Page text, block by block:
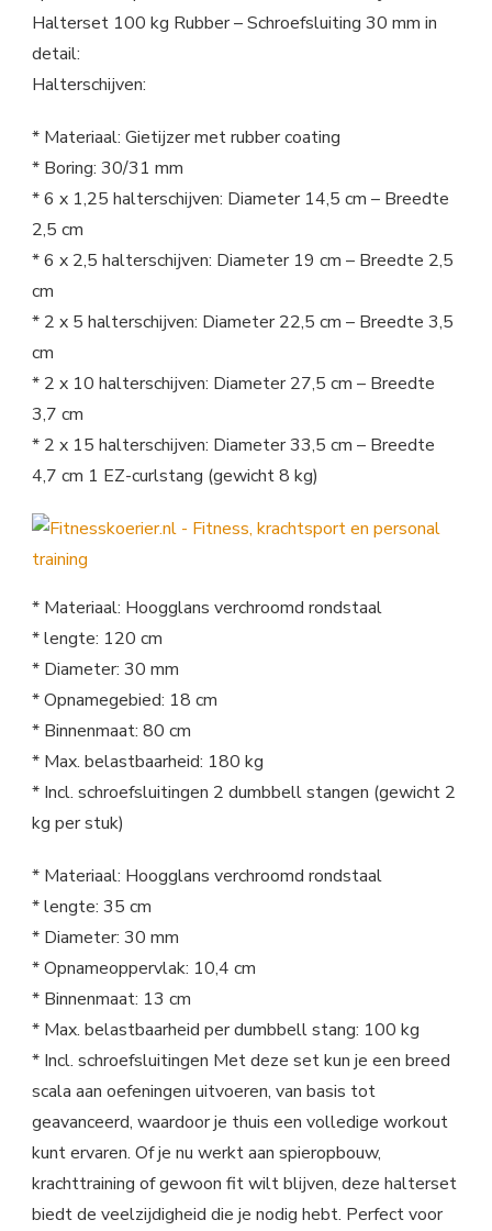
Halterset 100 kg Rubber – Schroefsluiting 30 mm in
detail:
Halterschijven:
* Materiaal: Gietijzer met rubber coating
* Boring: 30/31 mm
* 6 x 1,25 halterschijven: Diameter 14,5 cm – Breedte
2,5 cm
* 6 x 2,5 halterschijven: Diameter 19 cm – Breedte 2,5
cm
* 2 x 5 halterschijven: Diameter 22,5 cm – Breedte 3,5
cm
* 2 x 10 halterschijven: Diameter 27,5 cm – Breedte
3,7 cm
* 2 x 15 halterschijven: Diameter 33,5 cm – Breedte
4,7 cm 1 EZ-curlstang (gewicht 8 kg)
* Materiaal: Hoogglans verchroomd rondstaal
* lengte: 120 cm
* Diameter: 30 mm
* Opnamegebied: 18 cm
* Binnenmaat: 80 cm
* Max. belastbaarheid: 180 kg
* Incl. schroefsluitingen 2 dumbbell stangen (gewicht 2
kg per stuk)
* Materiaal: Hoogglans verchroomd rondstaal
* lengte: 35 cm
* Diameter: 30 mm
* Opnameoppervlak: 10,4 cm
* Binnenmaat: 13 cm
* Max. belastbaarheid per dumbbell stang: 100 kg
* Incl. schroefsluitingen Met deze set kun je een breed
scala aan oefeningen uitvoeren, van basis tot
geavanceerd, waardoor je thuis een volledige workout
kunt ervaren. Of je nu werkt aan spieropbouw,
krachttraining of gewoon fit wilt blijven, deze halterset
biedt de veelzijdigheid die je nodig hebt. Perfect voor